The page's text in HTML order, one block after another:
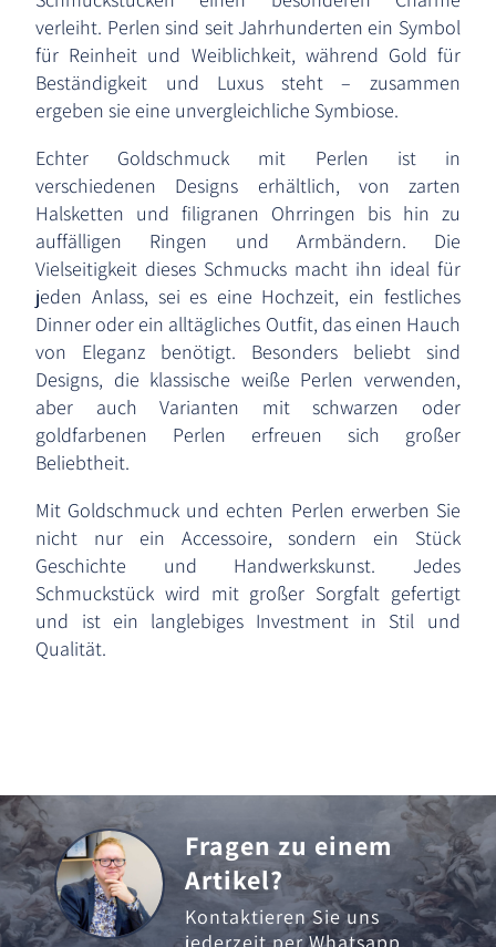
verleiht. Perlen sind seit Jahrhunderten ein Symbol
für Reinheit und Weiblichkeit, während Gold für
Beständigkeit und Luxus steht – zusammen
ergeben sie eine unvergleichliche Symbiose.
Echter Goldschmuck mit Perlen ist in
verschiedenen Designs erhältlich, von zarten
Halsketten und filigranen Ohrringen bis hin zu
auffälligen Ringen und Armbändern. Die
Vielseitigkeit dieses Schmucks macht ihn ideal für
jeden Anlass, sei es eine Hochzeit, ein festliches
Dinner oder ein alltägliches Outfit, das einen Hauch
von Eleganz benötigt. Besonders beliebt sind
Designs, die klassische weiße Perlen verwenden,
aber auch Varianten mit schwarzen oder
goldfarbenen Perlen erfreuen sich großer
Beliebtheit.
Mit Goldschmuck und echten Perlen erwerben Sie
nicht nur ein Accessoire, sondern ein Stück
Geschichte und Handwerkskunst. Jedes
Schmuckstück wird mit großer Sorgfalt gefertigt
und ist ein langlebiges Investment in Stil und
Qualität.
Fragen zu einem
Artikel?
Kontaktieren Sie uns